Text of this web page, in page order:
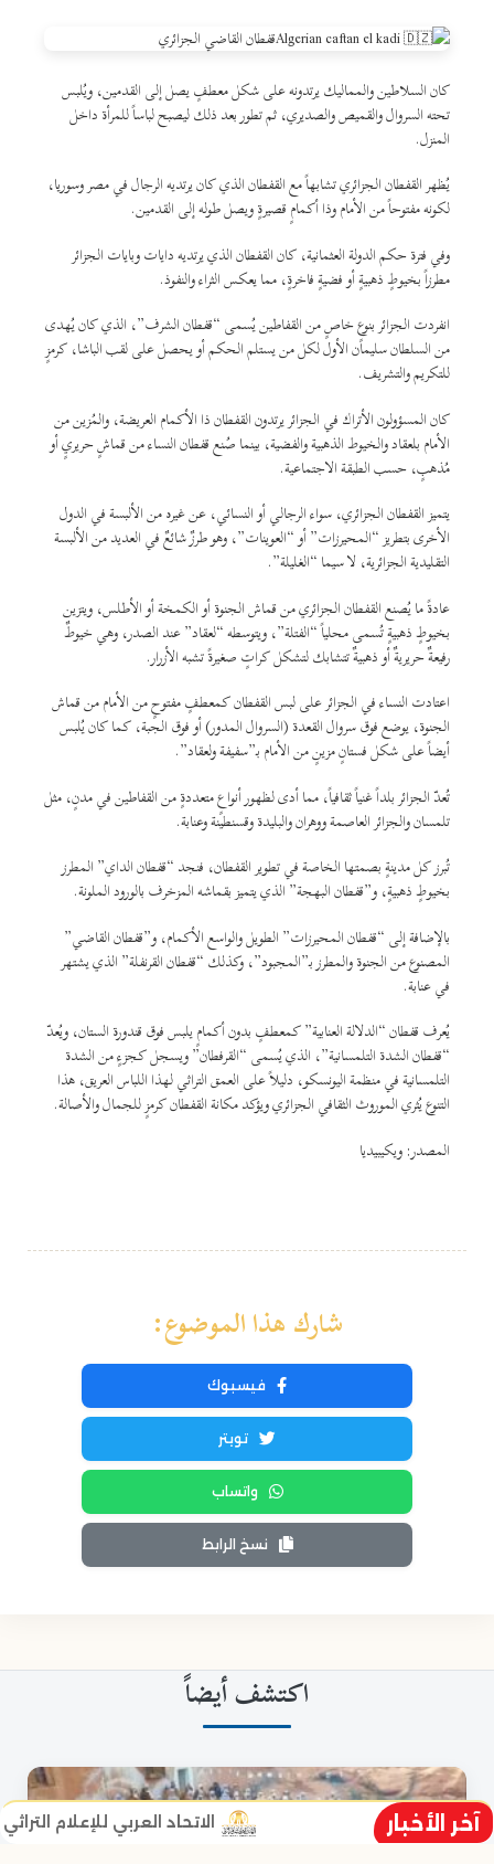
كان السلاطين والمماليك يرتدونه على شكل معطفٍ يصل إلى القدمين، ويُلبس
تحته السروال والقميص والصديري، ثم تطور بعد ذلك ليصبح لباساً للمرأة داخل
المنزل.
يُظهر القفطان الجزائري تشابهاً مع القفطان الذي كان يرتديه الرجال في مصر وسوريا،
لكونه مفتوحاً من الأمام وذا أكمامٍ قصيرةٍ ويصل طوله إلى القدمين.
وفي فترة حكم الدولة العثمانية، كان القفطان الذي يرتديه دايات وبايات الجزائر
مطرزاً بخيوطٍ ذهبيةٍ أو فضيةٍ فاخرةٍ، مما يعكس الثراء والنفوذ.
انفردت الجزائر بنوعٍ خاصٍ من القفاطين يُسمى “قفطان الشرف”، الذي كان يُهدى
من السلطان سليمان الأول لكل من يستلم الحكم أو يحصل على لقب الباشا، كرمزٍ
للتكريم والتشريف.
كان المسؤولون الأتراك في الجزائر يرتدون القفطان ذا الأكمام العريضة، والمُزين من
الأمام بلعقاد والخيوط الذهبية والفضية، بينما صُنع قفطان النساء من قماشٍ حريريٍ أو
مُذهبٍ، حسب الطبقة الاجتماعية.
يتميز القفطان الجزائري، سواء الرجالي أو النسائي، عن غيره من الألبسة في الدول
الأخرى بتطريز “المحيرزات” أو “العوينات”، وهو طرزٌ شائعٌ في العديد من الألبسة
التقليدية الجزائرية، لا سيما “الغليلة”.
عادةً ما يُصنع القفطان الجزائري من قماش الجنوة أو الكمخة أو الأطلس، ويتزين
بخيوطٍ ذهبيةٍ تُسمى محلياً “الفتلة”، ويتوسطه “لعقاد” عند الصدر، وهي خيوطٌ
رفيعةٌ حريريةٌ أو ذهبيةٌ تتشابك لتشكل كراتٍ صغيرةً تشبه الأزرار.
اعتادت النساء في الجزائر على لبس القفطان كمعطفٍ مفتوحٍ من الأمام من قماش
الجنوة، يوضع فوق سروال القعدة (السروال المدور) أو فوق الجبة، كما كان يُلبس
أيضاً على شكل فستانٍ مزينٍ من الأمام بـ”سفيفة ولعقاد”.
تُعدّ الجزائر بلداً غنياً ثقافياً، مما أدى لظهور أنواعٍ متعددةٍ من القفاطين في مدنٍ، مثل
تلمسان والجزائر العاصمة ووهران والبليدة وقسنطينة وعنابة.
تُبرز كل مدينةٍ بصمتها الخاصة في تطوير القفطان، فنجد “قفطان الداي” المطرز
بخيوطٍ ذهبيةٍ، و”قفطان البهجة” الذي يتميز بقماشه المزخرف بالورود الملونة.
بالإضافة إلى “قفطان المحيرزات” الطويل والواسع الأكمام، و”قفطان القاضي”
المصنوع من الجنوة والمطرز بـ”المجبود”، وكذلك “قفطان القرنفلة” الذي يشتهر
في عنابة.
يُعرف قفطان “الدلالة العنابية” كمعطفٍ بدون أكمامٍ يلبس فوق قندورة الستان، ويُعدّ
“قفطان الشدة التلمسانية”، الذي يُسمى “القرفطان” ويسجل كجزءٍ من الشدة
التلمسانية في منظمة اليونسكو، دليلاً على العمق التراثي لهذا اللباس العريق، هذا
التنوع يُثري الموروث الثقافي الجزائري ويؤكد مكانة القفطان كرمزٍ للجمال والأصالة.
المصدر: ويكيبيديا
شارك هذا الموضوع:
فيسبوك
تويتر
واتساب
نسخ الرابط
اكتشف أيضاً
آخر الأخبار الاتحاد العربي للإعلام التراثي